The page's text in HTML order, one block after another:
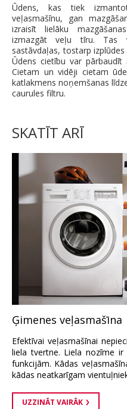
Ūdens, kas tiek
veļasmašīnu, gan
izraisīt lielāku
izmazgāt veļu tīru. Tas
sastāvdaļas, tostarp
Ūdens cietību var
Cietam un vidēji cietam
katlakmens noņemšanas
caurules filtru.
SKATĪT ARĪ
Ģimenes veļasmašīna
Efektīvai veļasmašīnai
liela tvertne. Liela nozīme
funkcijām. Kādas
kādas neatkarīgam
UZZINĀT VAIRĀK